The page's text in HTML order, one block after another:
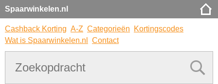
Spaarwinkelen.nl
Cashback Korting A-Z Categorieën
Kortingscodes
Wat is Spaarwinkelen.nl
Contact